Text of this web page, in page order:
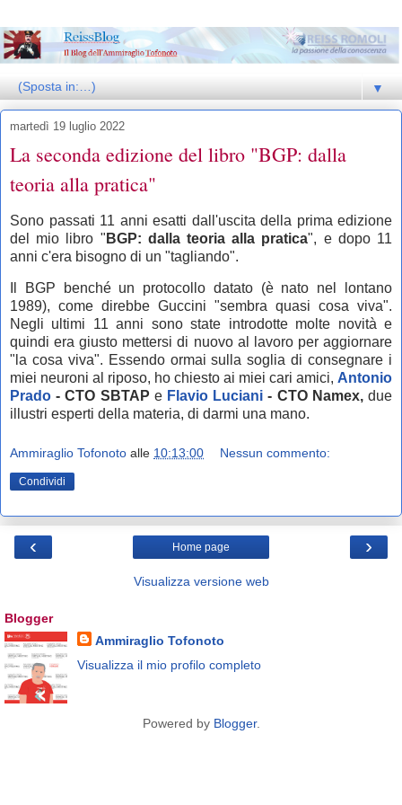
▼
martedì 19 luglio 2022
La seconda edizione del libro "BGP: dalla
teoria alla pratica"
Sono passati 11 anni esatti dall'uscita della prima edizione
del mio libro " BGP: dalla teoria alla pratica", e dopo 11
anni c'era bisogno di un "tagliando".
Il BGP benché un protocollo datato (è nato nel lontano
1989), come direbbe Guccini "sembra quasi cosa viva".
Negli ultimi 11 anni sono state introdotte molte novità e
quindi era giusto mettersi di nuovo al lavoro per aggiornare
"la cosa viva". Essendo ormai sulla soglia di consegnare i
miei neuroni al riposo, ho chiesto ai miei cari amici, Antonio
Prado - CTO SBTAP e Flavio Luciani - CTO Namex,due
illustri esperti della materia, di darmi una mano.
Ammiraglio Tofonoto alle 10:13:00 Nessun commento:
Condividi
‹ ›
Home page
Visualizza versione web
Blogger
Ammiraglio Tofonoto
Visualizza il mio profilo completo
Powered by Blogger.